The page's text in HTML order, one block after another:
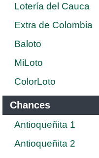
Lotería del Cauca
Extra de Colombia
Baloto
MiLoto
ColorLoto
Chances
Antioqueñita 1
Antioqueñita 2